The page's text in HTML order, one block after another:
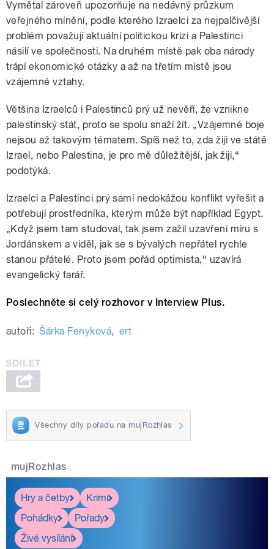
Vymětal zároveň upozorňuje na nedávný průzkum
veřejného mínění, podle kterého Izraelci za nejpalčivější
problém považují aktuální politickou krizi a Palestinci
násilí ve společnosti. Na druhém místě pak oba národy
trápí ekonomické otázky a až na třetím místě jsou
vzájemné vztahy.
Většina Izraelců i Palestinců prý už nevěří, že vznikne
palestinský stát, proto se spolu snaží žít. „Vzájemné boje
nejsou až takovým tématem. Spíš než to, zda žiji ve státě
Izrael, nebo Palestina, je pro mě důležitější, jak žiji,“
podotýká.
Izraelci a Palestinci prý sami nedokážou konflikt vyřešit a
potřebují prostředníka, kterým může být například Egypt.
„Když jsem tam studoval, tak jsem zažil uzavření míru s
Jordánskem a viděl, jak se s bývalých nepřátel rychle
stanou přátelé. Proto jsem pořád optimista,“ uzavírá
evangelický farář.
Poslechněte si celý rozhovor v Interview Plus.
autoři: Šárka Fenyková, ert
Všechny díly pořadu na mujRozhlas
mujRozhlas
Hry a četby
Krimi
Pohádky
Pořady
Živé vysílání